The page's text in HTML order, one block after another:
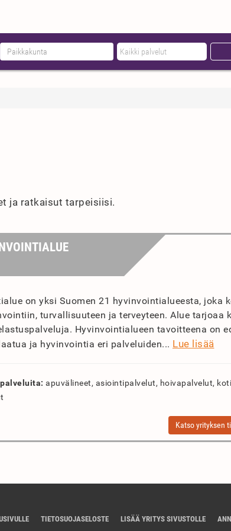
ja ratkaisut tarpeisiisi.
on yksi Suomen 21 hyvinvointialueesta, joka
turvallisuuteen ja terveyteen. Alue tarjoaa
Hyvinvointialueen tavoitteena on
ja hyvinvointia eri palveluiden... Lue lisää
apuvälineet, asiointipalvelut, hoivapalvelut,
Katso yrityksen
TIETOSUOJASELOSTE LISÄÄ YRITYS SIVUSTOLLE